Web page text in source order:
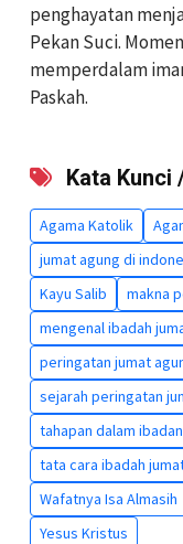
penghayatan
Pekan Suci.
memperdalam
Paskah.
Kata Kunci
Agama Katolik
jumat agung di
Kayu Salib
makna
mengenal ibadah
peringatan jumat
sejarah peringatan
tahapan dalam
tata cara ibadah
Wafatnya Isa Almasih
Yesus Kristus